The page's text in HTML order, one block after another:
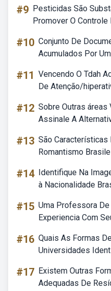
#9 Pesticidas São
Promover O Controle
#10 Conjunto De
Acumulados Por
#11 Vencendo O Tdah
De Atenção/
#12 Sobre Outras áreas
Assinale A
#13 São Características
Romantismo
#14 Identifique Na
à Nacionalidade
#15 Uma Professora
Experiencia Com
#16 Quais As Formas
Universidades
#17 Existem Outras
Adequadas De